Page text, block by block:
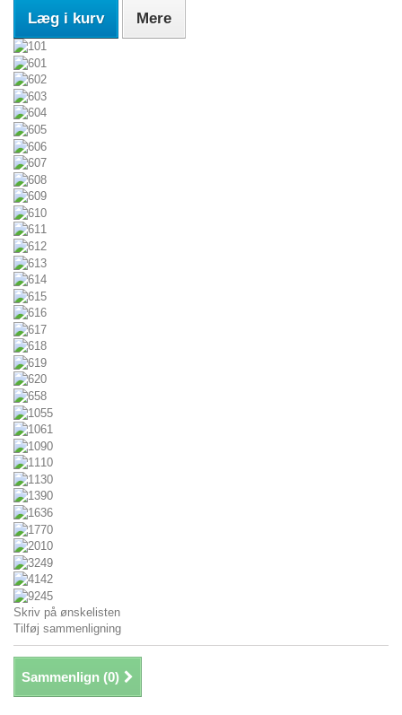
Læg i kurv Mere
Skriv på ønskelisten
Tilføj sammenligning
Sammenlign (0)